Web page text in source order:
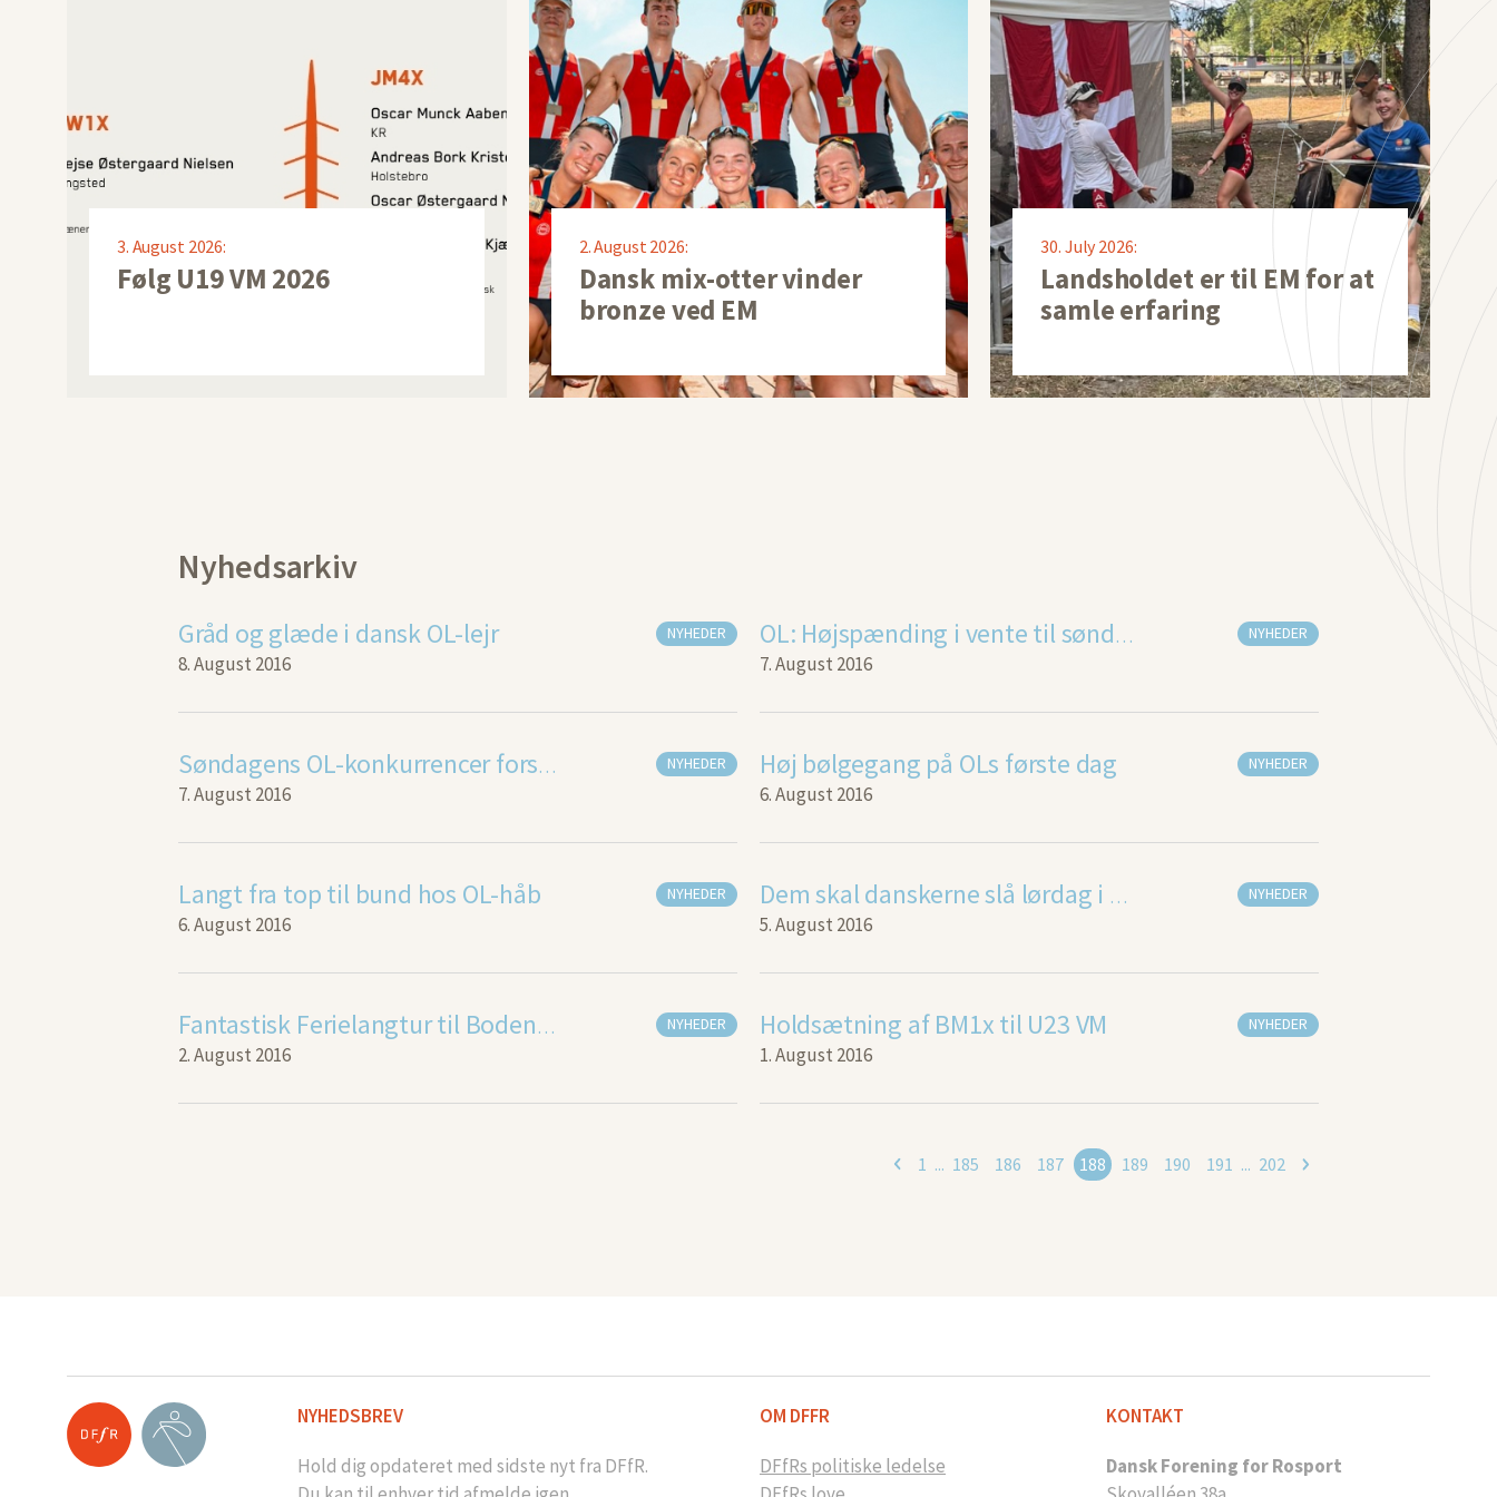
3. August 2026:
Følg U19 VM 2026
2. August 2026:
Dansk mix-otter vinder
bronze ved EM
30. July 2026:
Landsholdet er til EM for at
samle erfaring
Nyhedsarkiv
Gråd og glæde i dansk OL-lejr
8. August 2016
NYHEDER
OL: Højspænding i vente til søndagens ræs
7. August 2016
NYHEDER
Søndagens OL-konkurrencer forsvandt i blæsten
7. August 2016
NYHEDER Høj bølgegang på OLs første dag
6. August 2016
NYHEDER
Langt fra top til bund hos OL-håb
6. August 2016
NYHEDER
Dem skal danskerne slå lørdag i Rio
5. August 2016
NYHEDER
Fantastisk Ferielangtur til Bodensøen
2. August 2016
NYHEDER Holdsætning af BM1x til U23 VM
1. August 2016
NYHEDER
1 ... 185 186 187 188 189 190 191 ... 202
NYHEDSBREV
Hold dig opdateret med sidste nyt fra DFfR.
OM DFFR
DFfRs politiske ledelse
KONTAKT
Dansk Forening for Rosport